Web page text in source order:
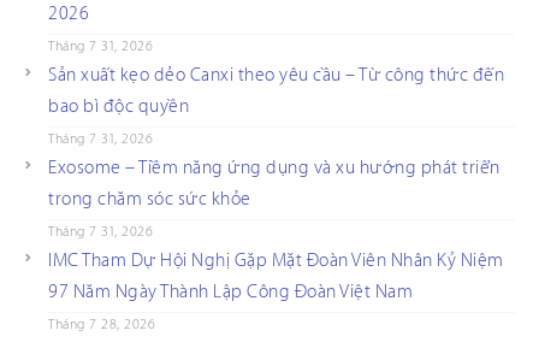
2026
Tháng 7 31, 2026
Sản xuất kẹo dẻo Canxi theo yêu cầu – Từ công thức đến
bao bì độc quyền
Tháng 7 31, 2026
Exosome – Tiềm năng ứng dụng và xu hướng phát triển
trong chăm sóc sức khỏe
Tháng 7 31, 2026
IMC Tham Dự Hội Nghị Gặp Mặt Đoàn Viên Nhân Kỷ Niệm
97 Năm Ngày Thành Lập Công Đoàn Việt Nam
Tháng 7 28, 2026